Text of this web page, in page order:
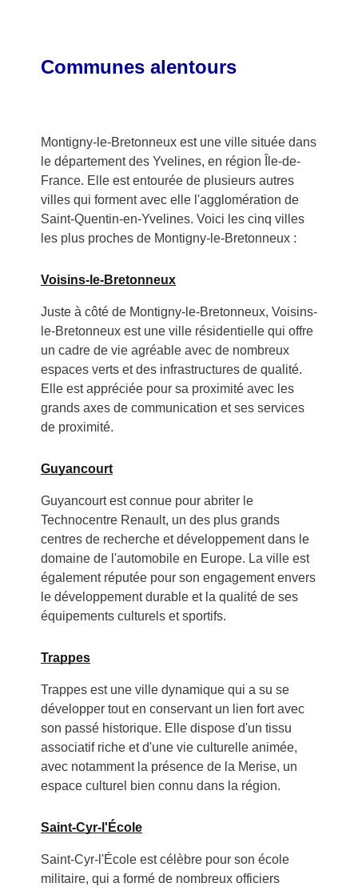
Communes alentours
Montigny-le-Bretonneux est une ville située dans
le département des Yvelines, en région Île-de-
France. Elle est entourée de plusieurs autres
villes qui forment avec elle l'agglomération de
Saint-Quentin-en-Yvelines. Voici les cinq villes
les plus proches de Montigny-le-Bretonneux :
Voisins-le-Bretonneux
Juste à côté de Montigny-le-Bretonneux, Voisins-
le-Bretonneux est une ville résidentielle qui offre
un cadre de vie agréable avec de nombreux
espaces verts et des infrastructures de qualité.
Elle est appréciée pour sa proximité avec les
grands axes de communication et ses services
de proximité.
Guyancourt
Guyancourt est connue pour abriter le
Technocentre Renault, un des plus grands
centres de recherche et développement dans le
domaine de l'automobile en Europe. La ville est
également réputée pour son engagement envers
le développement durable et la qualité de ses
équipements culturels et sportifs.
Trappes
Trappes est une ville dynamique qui a su se
développer tout en conservant un lien fort avec
son passé historique. Elle dispose d'un tissu
associatif riche et d'une vie culturelle animée,
avec notamment la présence de la Merise, un
espace culturel bien connu dans la région.
Saint-Cyr-l'École
Saint-Cyr-l'École est célèbre pour son école
militaire, qui a formé de nombreux officiers